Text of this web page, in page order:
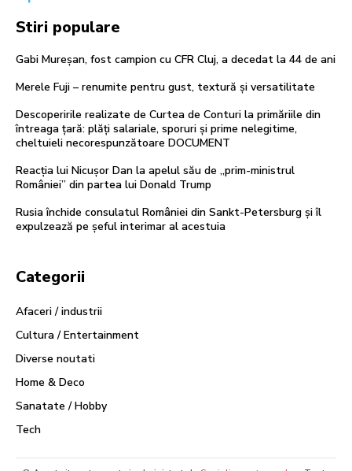
Stiri populare
Gabi Mureșan, fost campion cu CFR Cluj, a decedat la 44 de ani
Merele Fuji – renumite pentru gust, textură și versatilitate
Descoperirile realizate de Curtea de Conturi la primăriile din
întreaga țară: plăți salariale, sporuri și prime nelegitime,
cheltuieli necorespunzătoare DOCUMENT
Reacția lui Nicușor Dan la apelul său de „prim-ministrul
României” din partea lui Donald Trump
Rusia închide consulatul României din Sankt-Petersburg și îl
expulzează pe șeful interimar al acestuia
Categorii
Afaceri / industrii
Cultura / Entertainment
Diverse noutati
Home & Deco
Sanatate / Hobby
Tech